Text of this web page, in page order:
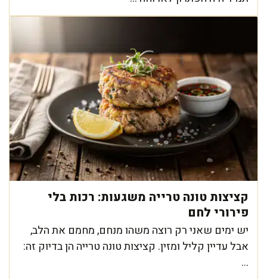
קציצות טונה טרייה משגעות: רכות בלי
פירורי לחם
יש ימים שאני רק רוצה משהו מנחם, מחמם את הלב,
אבל עדיין קליל ומזין. קציצות טונה טרייה הן בדיוק זה:
...